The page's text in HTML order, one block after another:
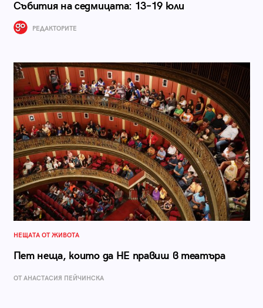
Събития на седмицата: 13–19 юли
РЕДАКТОРИТЕ
НЕЩАТА ОТ ЖИВОТА
Пет неща, които да НЕ правиш в театъра
ОТ AНАСТАСИЯ ПЕЙЧИНСКА